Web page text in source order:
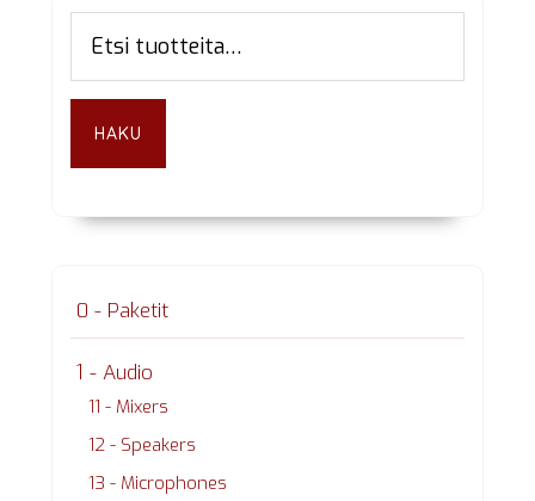
Ensisijainen
sivupalkki
HAKU
0 - Paketit
1 - Audio
11 - Mixers
12 - Speakers
13 - Microphones